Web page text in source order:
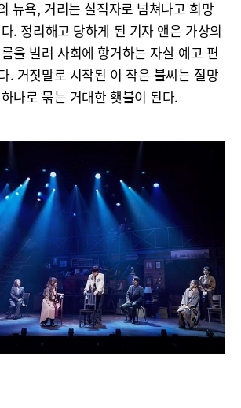
뉴욕, 거리는 실직자로 넘쳐나고 희망
. 정리해고 당하게 된 기자 앤은 가상의
을 빌려 사회에 항거하는 자살 예고 편
. 거짓말로 시작된 이 작은 불씨는 절망
나로 묶는 거대한 횃불이 된다.